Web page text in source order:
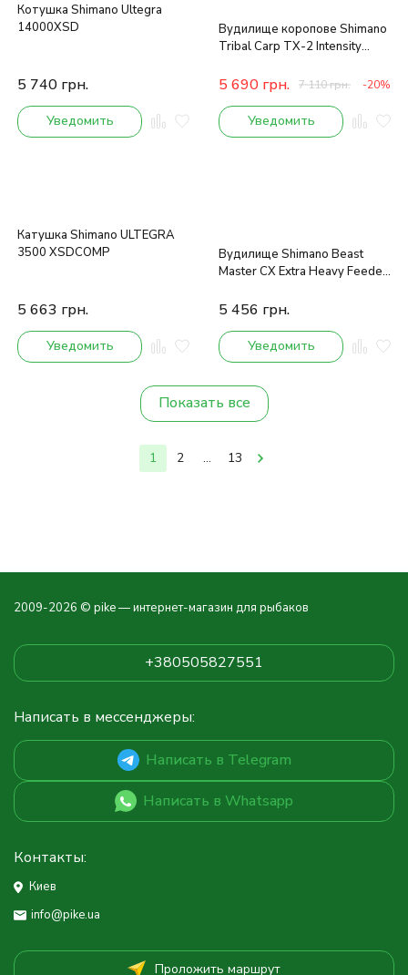
Котушка Shimano Ultegra
14000XSD
5 740 грн.
Уведомить
Вудилище коропове Shimano
Tribal Carp TX-2 Intensity
5 690 грн. 7 110грн. -20%
Уведомить
Катушка Shimano ULTEGRA
3500 XSDCOMP
5 663 грн.
Уведомить
Вудилище Shimano Beast
Master CX Eхtra Heavy Feeder
5 456 грн.
Уведомить
Показать все
1 2 ... 13
2009-2026 © pike — интернет-магазин для рыбаков
+380505827551
Написать в мессенджеры:
Написать в Telegram
Написать в Whatsapp
Контакты:
Киев
info@pike.ua
Проложить маршрут